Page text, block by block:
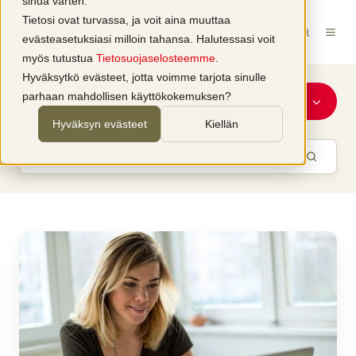
Tietosi ovat turvassa, ja voit aina muuttaa
evästeasetuksiasi milloin tahansa. Halutessasi voit
myös tutustua Tietosuojaselosteemme
Hyväksytkö evästeet, jotta voimme tarjota sinulle
parhaan mahdollisen käyttökokemuksen?
Hyväksyn evästeet Kiellän
Koulutus
verkkokoulutukset
ovat
Kela-
korvauksen
piirissä